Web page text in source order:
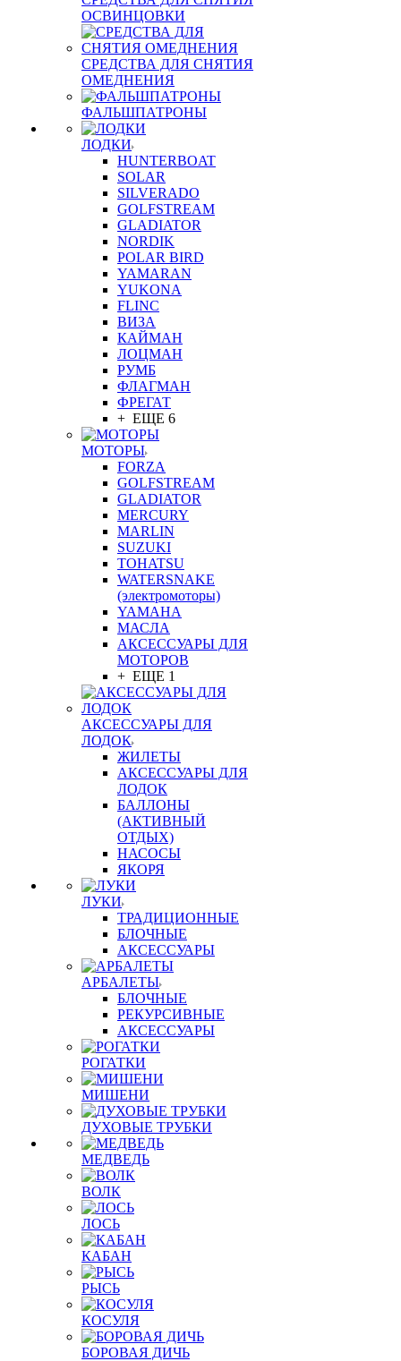
ОСВИНЦОВКИ
СРЕДСТВА ДЛЯ СНЯТИЯ
ОМЕДНЕНИЯ
ФАЛЬШПАТРОНЫ
ЛОДКИ
HUNTERBOAT
SOLAR
SILVERADO
GOLFSTREAM
GLADIATOR
NORDIK
POLAR BIRD
YAMARAN
YUKONA
FLINC
ВИЗА
КАЙМАН
ЛОЦМАН
РУМБ
ФЛАГМАН
ФРЕГАТ
+ ЕЩЕ 6
МОТОРЫ
FORZA
GOLFSTREAM
GLADIATOR
MERCURY
MARLIN
SUZUKI
TOHATSU
WATERSNAKE
(электромоторы)
YAMAHA
МАСЛА
АКСЕССУАРЫ ДЛЯ
МОТОРОВ
+ ЕЩЕ 1
АКСЕССУАРЫ ДЛЯ
ЛОДОК
ЖИЛЕТЫ
АКСЕССУАРЫ ДЛЯ
ЛОДОК
БАЛЛОНЫ
(АКТИВНЫЙ
ОТДЫХ)
НАСОСЫ
ЯКОРЯ
ЛУКИ
ТРАДИЦИОННЫЕ
БЛОЧНЫЕ
АКСЕССУАРЫ
АРБАЛЕТЫ
БЛОЧНЫЕ
РЕКУРСИВНЫЕ
АКСЕССУАРЫ
РОГАТКИ
МИШЕНИ
ДУХОВЫЕ ТРУБКИ
МЕДВЕДЬ
ВОЛК
ЛОСЬ
КАБАН
РЫСЬ
КОСУЛЯ
БОРОВАЯ ДИЧЬ